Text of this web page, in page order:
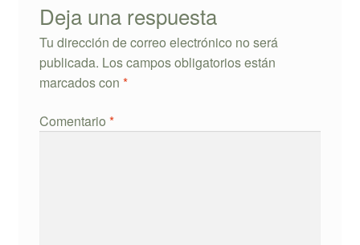
Deja una respuesta
Tu dirección de correo electrónico no será
publicada. Los campos obligatorios están
marcados con *
Comentario *